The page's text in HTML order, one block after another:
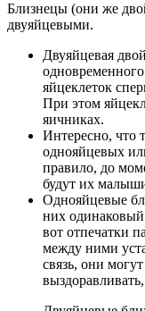
Близнецы (они же
двуяйцевыми.
Двуяйцевая
яйцеклеток
При этом
яичниках.
Интересно, что
однояйцевых
правило, до
будут их
Однояйцевые
них одинаковый
вот отпечатки
между ними
связь, они